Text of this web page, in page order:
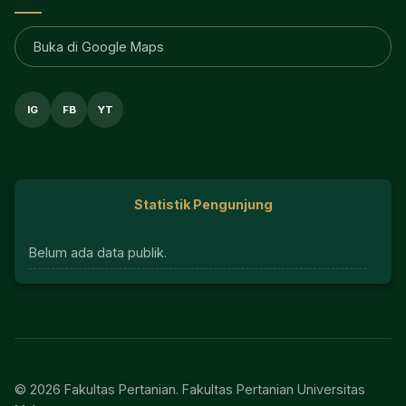
Buka di Google Maps
IG FB YT
Statistik Pengunjung
Belum ada data publik.
© 2026 Fakultas Pertanian. Fakultas Pertanian Universitas